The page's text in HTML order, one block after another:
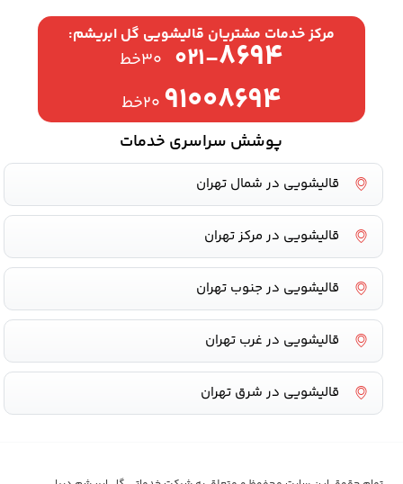
مرکز خدمات مشتریان قالیشویی گل ابریشم:
۰۲۱-۸۶۹۴ ۳۰خط
۹۱۰۰۸۶۹۴ ۲۰خط
پوشش سراسری خدمات
قالیشویی در شمال تهران
قالیشویی در مرکز تهران
قالیشویی در جنوب تهران
قالیشویی در غرب تهران
قالیشویی در شرق تهران